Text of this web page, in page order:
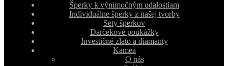
Šperky k výnimočným udalostiam
Individuálne šperky z našej tvorby
Sety šperkov
Darčekové poukážky
Investičné zlato a diamanty
Kamea
O nás